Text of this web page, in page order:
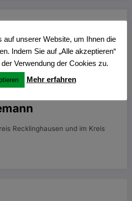
Recklinghausen und im Kreis
auf unserer Website, um Ihnen die
Indem Sie auf „Alle akzeptieren“
Verwendung der Cookies zu.
Mehr erfahren